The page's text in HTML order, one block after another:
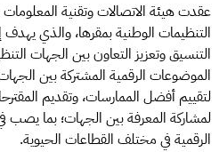
عقدت هيئة الاتصالات وتقنية المعلومات
التنظيمات الوطنية بمقرها، والذي
التنسيق وتعزيز التعاون بين الجهات
الموضوعات الرقمية المشتركة بين
لتقييم أفضل الممارسات، وتقديم
لمشاركة المعرفة بين الجهات؛ بما يصب
الرقمية في مختلف القطاعات الحيوية.